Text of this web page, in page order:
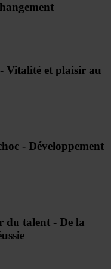
Vitalité et plaisir au
- Développement
du talent - De la